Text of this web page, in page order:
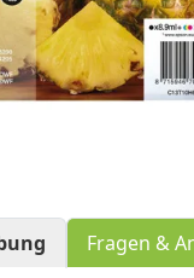
Fragen &